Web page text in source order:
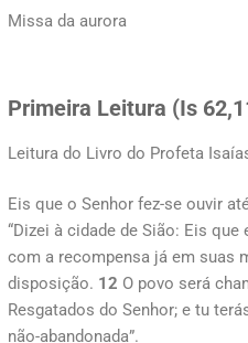
Missa da aurora
Primeira Leitura (Is
Leitura do Livro do Profeta
Eis que o Senhor fez-se ouvir
“Dizei à cidade de Sião: Eis
com a recompensa já em suas
disposição. 12 O povo será
Resgatados do Senhor; e tu
não-abandonada”.